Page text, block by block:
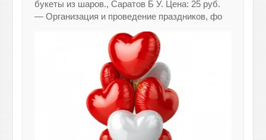
букеты из шаров., Саратов Б У. Цена: 25 руб.
— Организация и проведение праздников, фо